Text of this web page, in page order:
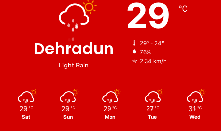
Dehradun
Light Rain
29 ℃
29º - 24º
76%
2.34 km/h
29 ℃
Sat
29 ℃
Sun
29 ℃
Mon
27 ℃
Tue
31 ℃
Wed